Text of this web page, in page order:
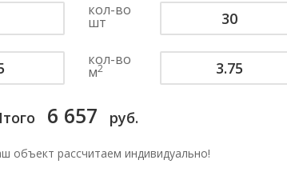
кол-во
шт
кол-во
м2
6 657 руб.
объект расcчитаем индивидуально!